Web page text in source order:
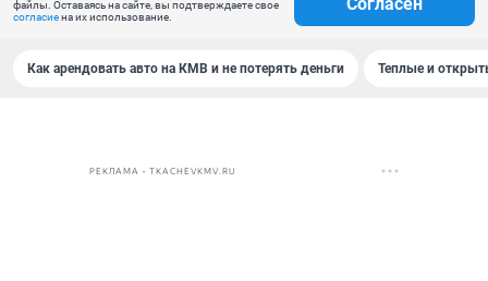
файлы. Оставаясь на сайте, вы подтверждаете свое
согласиена их использование.
Как арендовать авто на КМВ и не потерять деньги Теплые и
РЕКЛАМА • TKACHEVKMV.RU